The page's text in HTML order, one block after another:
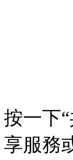
按一下
享服務